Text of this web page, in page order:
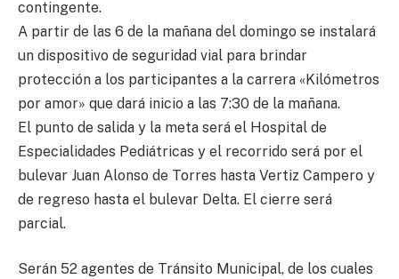
contingente.
A partir de las 6 de la mañana del domingo se instalará
un dispositivo de seguridad vial para brindar
protección a los participantes a la carrera «Kilómetros
por amor» que dará inicio a las 7:30 de la mañana.
El punto de salida y la meta será el Hospital de
Especialidades Pediátricas y el recorrido será por el
bulevar Juan Alonso de Torres hasta Vertiz Campero y
de regreso hasta el bulevar Delta. El cierre será
parcial.
Serán 52 agentes de Tránsito Municipal, de los cuales